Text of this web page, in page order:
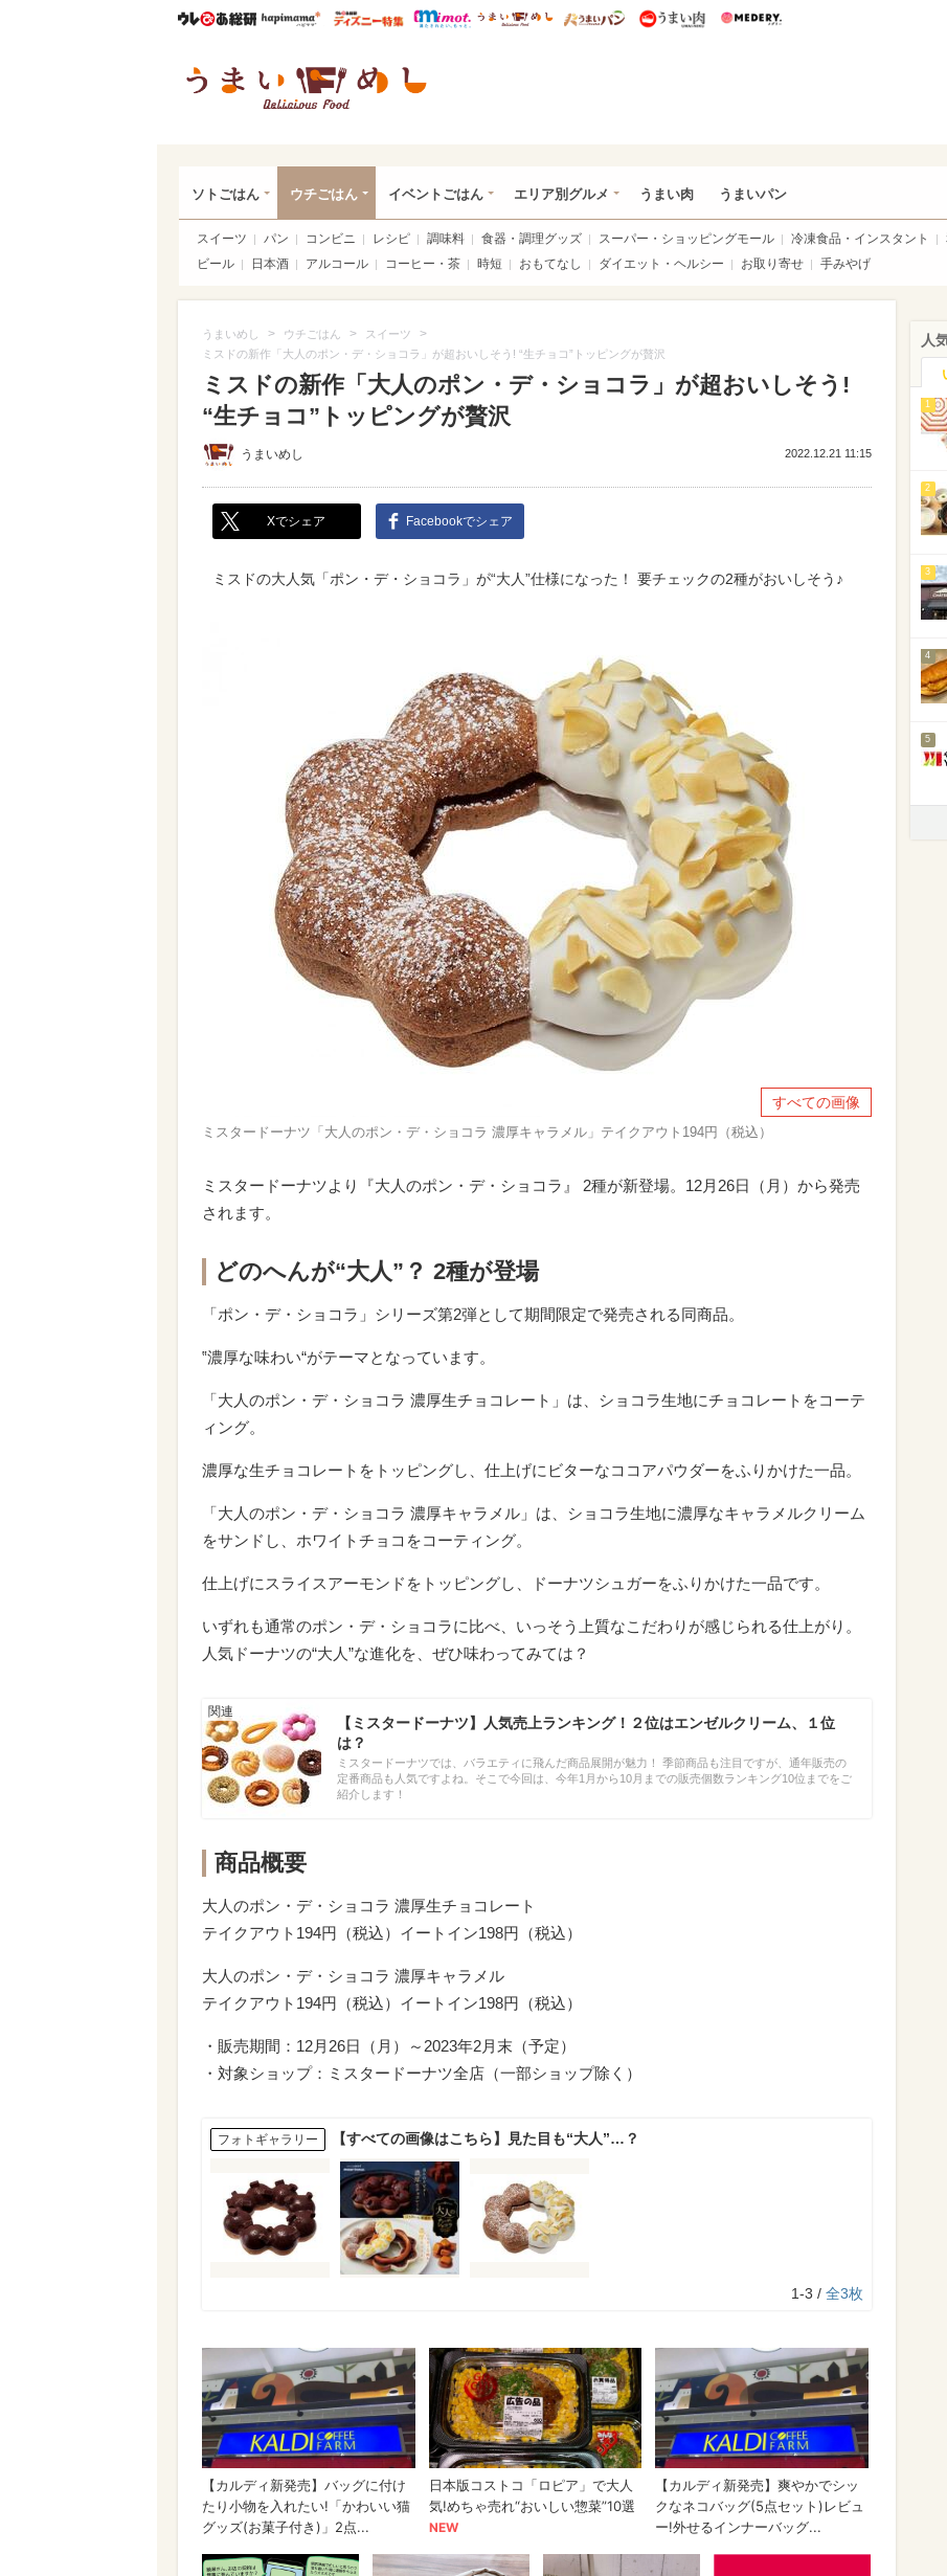
ウレぴあ総研ハピママ* ウレぴあ総研 ディズニー特集
mimot. うまいめし うまいパン うまい肉
ソトごはん ウチごはん イベントごはん エリア別グルメ うまい肉 うまいパン
スイーツ パン コンビニ レシピ 調味料 食器・調理グッズ スーパー・ショッピングモール 冷凍食品・インスタント
ビール
日本酒 アルコール コーヒー・茶 時短 おもてなし ダイエット・ヘルシー お取り寄せ 手みやげ
うまいめし > ウチごはん > スイーツ >
ミスドの新作「大人のポン・デ・ショコラ」が超おいしそう! “生チョコ”トッピングが贅沢
ミスドの新作「大人のポン・デ・ショコラ」が超おいしそう!
“生チョコ”トッピングが贅沢
うまいめし 2022.12.21 11:15
Xでシェア Facebookでシェア
ミスドの大人気「ポン・デ・ショコラ」が“大人”仕様になった！ 要チェックの2種がおいしそう♪
すべての画像
ミスタードーナツ「大人のポン・デ・ショコラ 濃厚キャラメル」テイクアウト194円（税込）
ミスタードーナツより『大人のポン・デ・ショコラ』 2種が新登場。12月26日（月）から発売
されます。
どのへんが“大人”？ 2種が登場
「ポン・デ・ショコラ」シリーズ第2弾として期間限定で発売される同商品。
‟濃厚な味わい“がテーマとなっています。
「大人のポン・デ・ショコラ 濃厚生チョコレート」は、ショコラ生地にチョコレートをコーテ
ィング。
濃厚な生チョコレートをトッピングし、仕上げにビターなココアパウダーをふりかけた一品。
「大人のポン・デ・ショコラ 濃厚キャラメル」は、ショコラ生地に濃厚なキャラメルクリーム
をサンドし、ホワイトチョコをコーティング。
仕上げにスライスアーモンドをトッピングし、ドーナツシュガーをふりかけた一品です。
いずれも通常のポン・デ・ショコラに比べ、いっそう上質なこだわりが感じられる仕上がり。
人気ドーナツの“大人”な進化を、ぜひ味わってみては？
【ミスタードーナツ】人気売上ランキング！２位はエンゼルクリーム、１位
は？
ミスタードーナツでは、バラエティに飛んだ商品展開が魅力！ 季節商品も注目ですが、通年販売の
定番商品も人気ですよね。そこで今回は、今年1月から10月までの販売個数ランキング10位までをご
紹介します！
商品概要
大人のポン・デ・ショコラ 濃厚生チョコレート
テイクアウト194円（税込）イートイン198円（税込）
大人のポン・デ・ショコラ 濃厚キャラメル
テイクアウト194円（税込）イートイン198円（税込）
・販売期間：12月26日（月）～2023年2月末（予定）
・対象ショップ：ミスタードーナツ全店（一部ショップ除く）
フォトギャラリー 【すべての画像はこちら】見た目も“大人”…？
1-3 / 全3枚
人
1
2
3
4
5